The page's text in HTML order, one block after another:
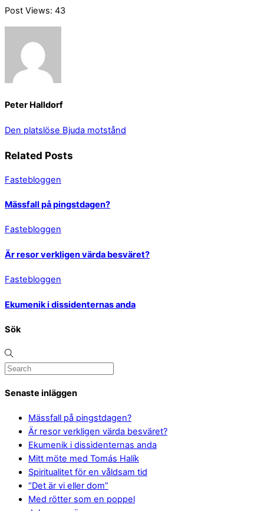
Post Views: 43
Peter Halldorf
Den platslöse Bjuda motstånd
Related Posts
Fastebloggen
Mässfall på pingstdagen?
Fastebloggen
Är resor verkligen värda besväret?
Fastebloggen
Ekumenik i dissidenternas anda
Sök
Senaste inläggen
Mässfall på pingstdagen?
Är resor verkligen värda besväret?
Ekumenik i dissidenternas anda
Mitt möte med Tomás Halík
Spiritualitet för en våldsam tid
“Det är vi eller dom”
Med rötter som en poppel